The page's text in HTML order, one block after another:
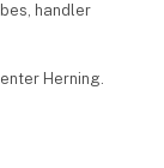
handler
Herning.